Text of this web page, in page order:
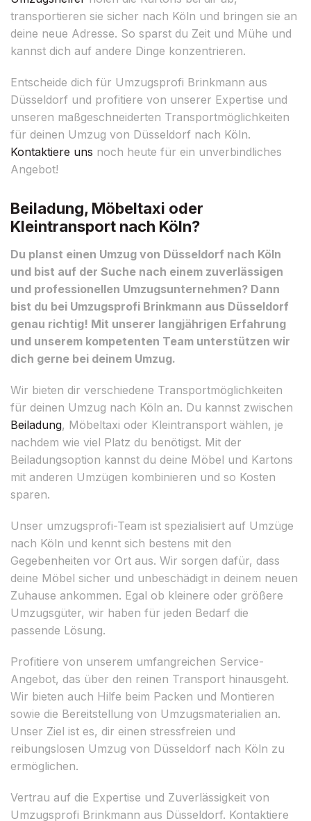
transportieren sie sicher nach Köln und bringen sie an
deine neue Adresse. So sparst du Zeit und Mühe und
kannst dich auf andere Dinge konzentrieren.
Entscheide dich für Umzugsprofi Brinkmann aus
Düsseldorf und profitiere von unserer Expertise und
unseren maßgeschneiderten Transportmöglichkeiten
für deinen Umzug von Düsseldorf nach Köln.
Kontaktiere uns noch heute für ein unverbindliches
Angebot!
Beiladung, Möbeltaxi oder
Kleintransport nach Köln?
Du planst einen Umzug von Düsseldorf nach Köln
und bist auf der Suche nach einem zuverlässigen
und professionellen Umzugsunternehmen? Dann
bist du bei Umzugsprofi Brinkmann aus Düsseldorf
genau richtig! Mit unserer langjährigen Erfahrung
und unserem kompetenten Team unterstützen wir
dich gerne bei deinem Umzug.
Wir bieten dir verschiedene Transportmöglichkeiten
für deinen Umzug nach Köln an. Du kannst zwischen
Beiladung, Möbeltaxi oder Kleintransport wählen, je
nachdem wie viel Platz du benötigst. Mit der
Beiladungsoption kannst du deine Möbel und Kartons
mit anderen Umzügen kombinieren und so Kosten
sparen.
Unser umzugsprofi-Team ist spezialisiert auf Umzüge
nach Köln und kennt sich bestens mit den
Gegebenheiten vor Ort aus. Wir sorgen dafür, dass
deine Möbel sicher und unbeschädigt in deinem neuen
Zuhause ankommen. Egal ob kleinere oder größere
Umzugsgüter, wir haben für jeden Bedarf die
passende Lösung.
Profitiere von unserem umfangreichen Service-
Angebot, das über den reinen Transport hinausgeht.
Wir bieten auch Hilfe beim Packen und Montieren
sowie die Bereitstellung von Umzugsmaterialien an.
Unser Ziel ist es, dir einen stressfreien und
reibungslosen Umzug von Düsseldorf nach Köln zu
ermöglichen.
Vertrau auf die Expertise und Zuverlässigkeit von
Umzugsprofi Brinkmann aus Düsseldorf. Kontaktiere